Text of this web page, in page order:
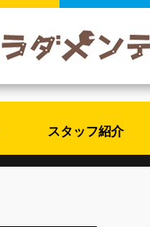
スタッフ紹介